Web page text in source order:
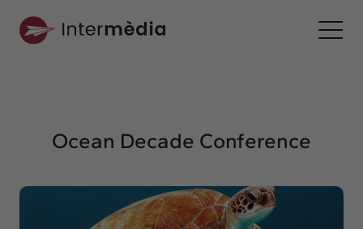
Interacción
Ocean Decade Conference